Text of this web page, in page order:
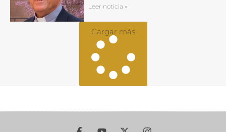
Leer noticia »
Cargar más